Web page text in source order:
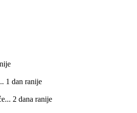
1 dan ranije
2 dana ranije